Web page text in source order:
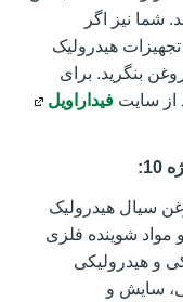
شما نیز اگر
هیدرولیک
بنگرید. برای
از سایت فیداراویل
یک روغن سیال هیدرولیک
مواد شوینده فلزی
و هیدرولیکی
سایش و